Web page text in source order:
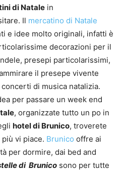
di Natale in
Il mercatino di Natale
e idee molto originali, infatti è
decorazioni per il
presepi particolarissimi,
il presepe vivente
di musica natalizia.
per passare un week end
, organizzate tutto un po in
hotel di Brunico, troverete
più vi piace. Brunico offre ai
per dormire, dai bed and
di Brunico sono per tutte